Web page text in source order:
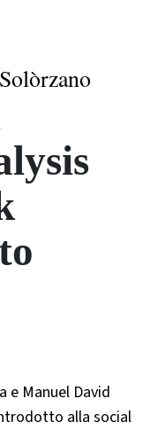
Manuel David Gomez Solòrzano
e Manuel David
alla social